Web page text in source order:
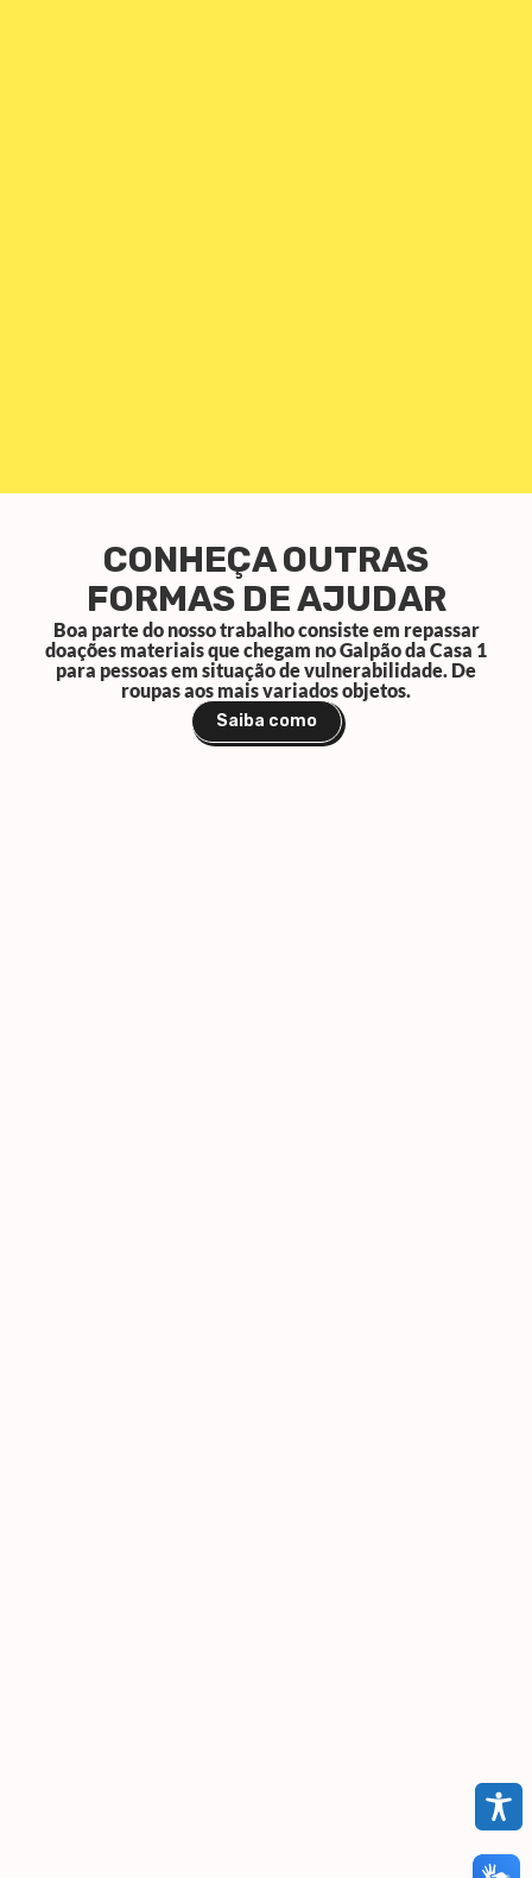
CONHEÇA OUTRAS
FORMAS DE AJUDAR
Boa parte do nosso trabalho consiste em repassar
doações materiais que chegam no Galpão da Casa 1
para pessoas em situação de vulnerabilidade. De
roupas aos mais variados objetos.
Saiba como